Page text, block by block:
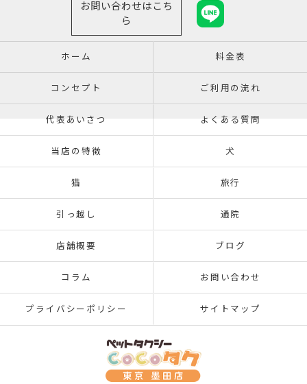
お問い合わせはこち
ら
ホーム 料金表
コンセプト ご利用の流れ
代表あいさつ よくある質問
当店の特徴 犬
猫 旅行
引っ越し 通院
店舗概要 ブログ
コラム お問い合わせ
プライバシーポリシー サイトマップ